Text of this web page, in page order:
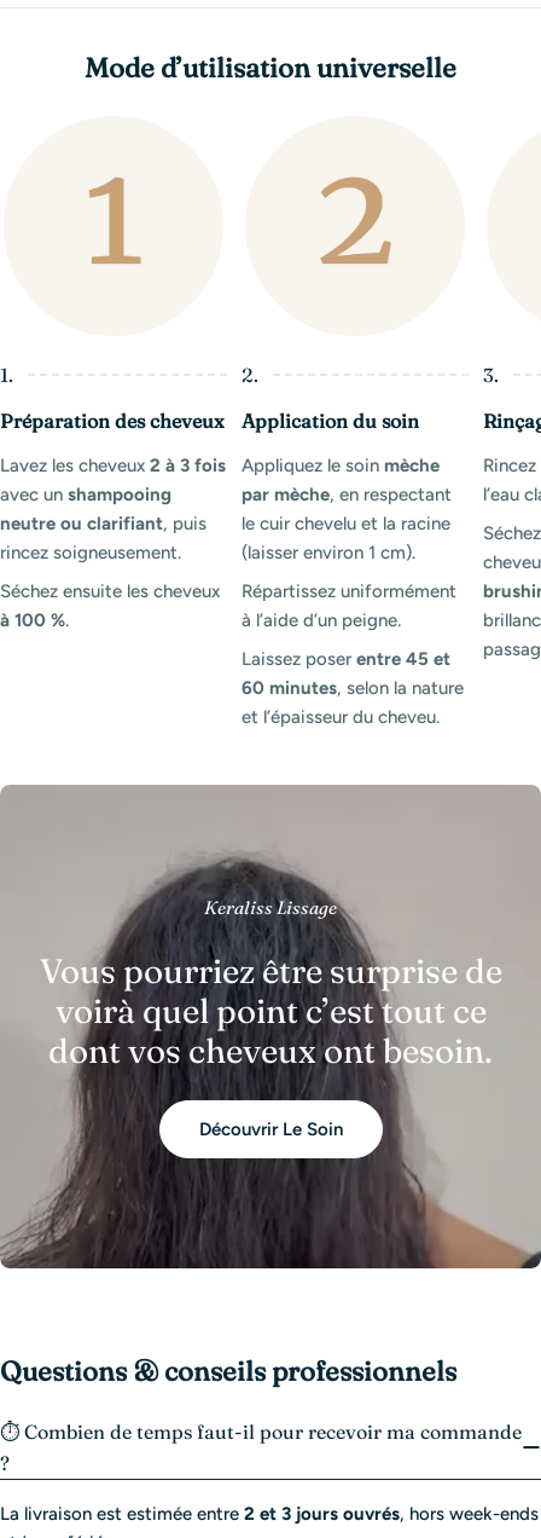
Mode d’utilisation universelle
1.
Préparation des cheveux
Lavez les cheveux 2 à 3 fois
avec un shampooing
neutre ou clarifiant, puis
rincez soigneusement.
Séchez ensuite les cheveux
à 100 %.
2.
Application du soin
Appliquez le soinmèche
par mèche, en respectant
le cuir chevelu et la racine
(laisser environ 1 cm).
Répartissez uniformément
à l’aide d’un peigne.
Laissez poserentre 45 et
60 minutes, selon la nature
et l’épaisseur du cheveu.
3.
l’eau
Keraliss Lissage
Vous pourriez être surprise de
voirà quel point c’est tout ce
dont vos cheveux ont besoin.
Découvrir Le Soin
Questions & conseils professionnels
⏱️ Combien de temps faut-il pour recevoir ma commande
?
La livraison est estimée entre 2 et 3 jours ouvrés, hors week-ends